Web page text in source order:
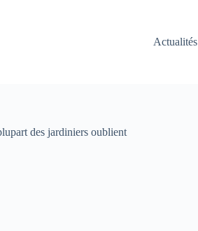
Actualités
des jardiniers oublient